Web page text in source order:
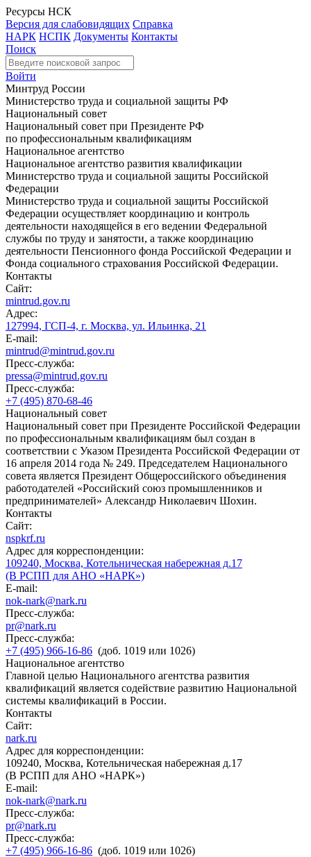
Ресурсы НСК
Версия для слабовидящих Справка
НАРК НСПК Документы Контакты
Поиск
Войти
Минтруд России
Министерство труда и социальной защиты РФ
Национальный совет
Национальный совет при Президенте РФ
по профессиональным квалификациям
Национальное агентство
Национальное агентство развития квалификации
Министерство труда и социальной защиты Российской
Федерации
Министерство труда и социальной защиты Российской
Федерации осуществляет координацию и контроль
деятельности находящейся в его ведении Федеральной
службы по труду и занятости, а также координацию
деятельности Пенсионного фонда Российской Федерации и
Фонда социального страхования Российской Федерации.
Контакты
Сайт:
mintrud.gov.ru
Адрес:
127994, ГСП-4, г. Москва, ул. Ильинка, 21
E-mail:
mintrud@mintrud.gov.ru
Пресс-служба:
pressa@mintrud.gov.ru
Пресс-служба:
+7 (495) 870-68-46
Национальный совет
Национальный совет при Президенте Российской Федерации
по профессиональным квалификациям был создан в
соответствии с Указом Президента Российской Федерации от
16 апреля 2014 года № 249. Председателем Национального
совета является Президент Общероссийского объединения
работодателей «Российский союз промышленников и
предпринимателей» Александр Николаевич Шохин.
Контакты
Сайт:
nspkrf.ru
Адрес для корреспонденции:
109240, Москва, Котельническая набережная д.17
(В РСПП для АНО «НАРК»)
E-mail:
nok-nark@nark.ru
Пресс-служба:
pr@nark.ru
Пресс-служба:
+7 (495) 966-16-86 (доб. 1019 или 1026)
Национальное агентство
Главной целью Национального агентства развития
квалификаций является содействие развитию Национальной
системы квалификаций в России.
Контакты
Сайт:
nark.ru
Адрес для корреспонденции:
109240, Москва, Котельническая набережная д.17
(В РСПП для АНО «НАРК»)
E-mail:
nok-nark@nark.ru
Пресс-служба:
pr@nark.ru
Пресс-служба:
+7 (495) 966-16-86 (доб. 1019 или 1026)